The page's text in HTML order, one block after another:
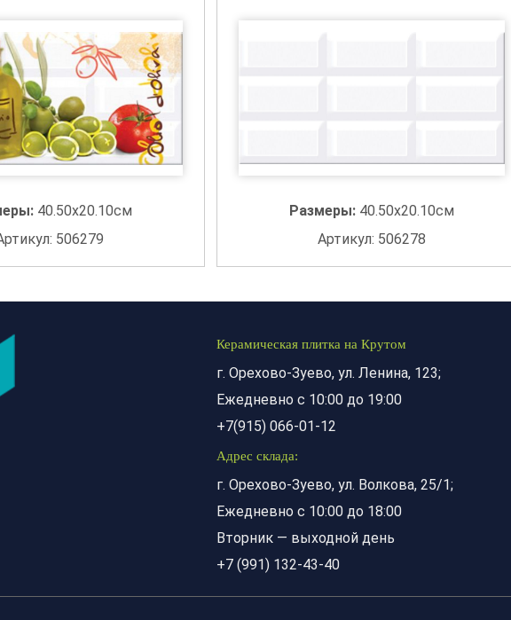
40.50x20.10см
506279
Размеры: 40.50x20.10см
Артикул: 506278
Керамическая плитка на Крутом
г. Орехово-Зуево, ул. Ленина, 123;
Ежедневно с 10:00 до 19:00
+7(915) 066-01-12
Адрес склада:
г. Орехово-Зуево, ул. Волкова, 25/1;
Ежедневно с 10:00 до 18:00
Вторник — выходной день
+7 (991) 132-43-40